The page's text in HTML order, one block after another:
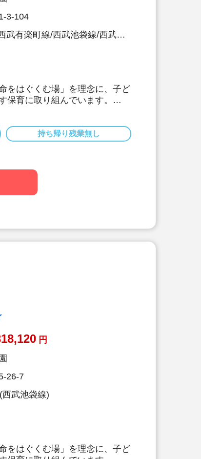
3-104
武有楽町線/西武池袋線/西武豊
をはぐくむ場」を理念に、子ど
保育に取り組んでいます。
あってもOK！安心のサポート♪
ヶ月！
ジタル化も導入。残業少な目で
持ち帰り残業無し
円
26-7
西武池袋線)
をはぐくむ場」を理念に、子ど